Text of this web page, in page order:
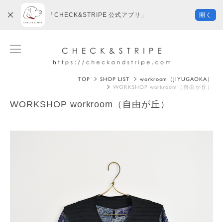
TOP SHOP LIST
workroom（JIYUGAOKA）
WORKSHOP workroom（自由が丘）
WORKSHOP workroom（自由が丘）
「CHECK&STRIPE 公式アプリ」 開く